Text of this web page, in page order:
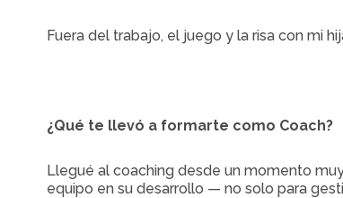
Fuera del trabajo, el juego y la risa con mi
¿Qué te llevó a formarte como Coach?
Llegué al coaching desde un momento
equipo en su desarrollo — no solo para